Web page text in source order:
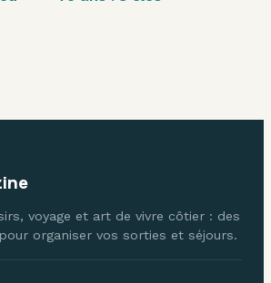
voyage et art de vivre côtier : des
organiser vos sorties et séjours.